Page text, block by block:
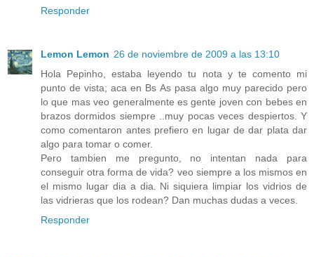
Responder
Lemon Lemon 26 de noviembre de 2009 a las 13:10
Hola Pepinho, estaba leyendo tu nota y te comento mi
punto de vista; aca en Bs As pasa algo muy parecido pero
lo que mas veo generalmente es gente joven con bebes en
brazos dormidos siempre ..muy pocas veces despiertos. Y
como comentaron antes prefiero en lugar de dar plata dar
algo para tomar o comer.
Pero tambien me pregunto, no intentan nada para
conseguir otra forma de vida? veo siempre a los mismos en
el mismo lugar dia a dia. Ni siquiera limpiar los vidrios de
las vidrieras que los rodean? Dan muchas dudas a veces.
Responder